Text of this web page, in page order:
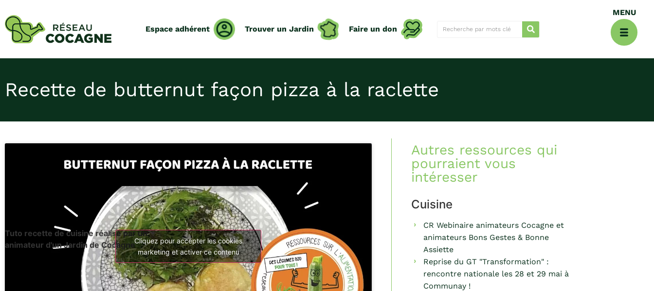
Espace adhérent Trouver un Jardin Faire un don
Recette de butternut façon pizza à la raclette
Tuto recette de cuisine réalisé par un
animateur d'un Jardin de CocagneCliquez pour accepter les cookies
marketing et activer ce contenu
Autres ressources qui
pourraient vous
intéresser
Cuisine
CR Webinaire animateurs Cocagne et
animateurs Bons Gestes & Bonne
Assiette
Reprise du GT "Transformation" :
rencontre nationale les 28 et 29 mai à
Communay !